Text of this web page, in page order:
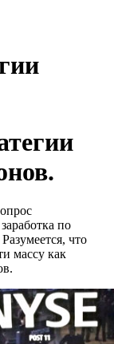
по
что
массу как